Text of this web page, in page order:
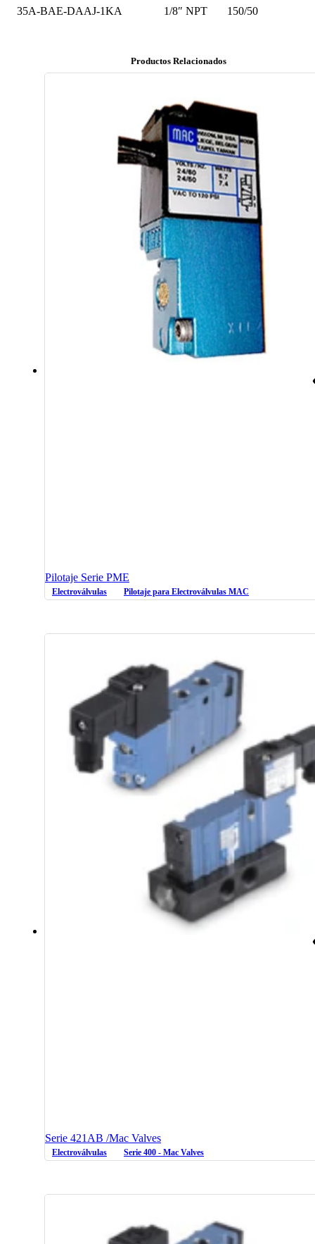
35A-BAE-DAAJ-1KA
1/8″ NPT 150/50
Productos Relacionados
Pilotaje Serie PME
Electroválvulas Pilotaje para Electroválvulas MAC
Serie 421AB /Mac Valves
Electroválvulas Serie 400 - Mac Valves